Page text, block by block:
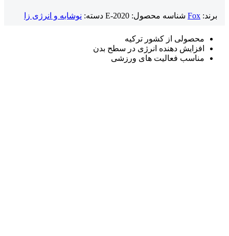
برند: Fox شناسه محصول: E-2020 دسته: نوشابه و انرژی زا
محصولی از کشور ترکیه
افزایش دهنده انرژی در سطح بدن
مناسب فعالیت های ورزشی